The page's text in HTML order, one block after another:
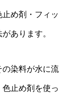
め剤・フィッ
あります。
染料が水に流
止め剤を使っ